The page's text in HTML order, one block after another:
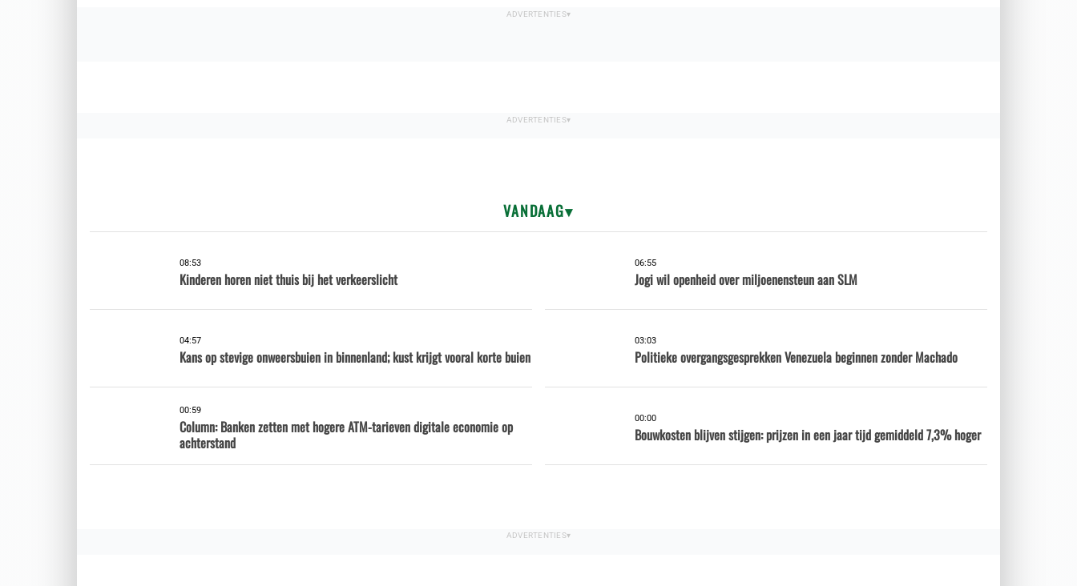
VANDAAG
08:53
Kinderen horen niet thuis bij het verkeerslicht
06:55
Jogi wil openheid over miljoenensteun aan SLM
04:57
Kans op stevige onweersbuien in binnenland; kust krijgt vooral korte buien
03:03
Politieke overgangsgesprekken Venezuela beginnen zonder Machado
00:59
Column: Banken zetten met hogere ATM-tarieven digitale economie op
achterstand
00:00
Bouwkosten blijven stijgen: prijzen in een jaar tijd gemiddeld 7,3% hoger